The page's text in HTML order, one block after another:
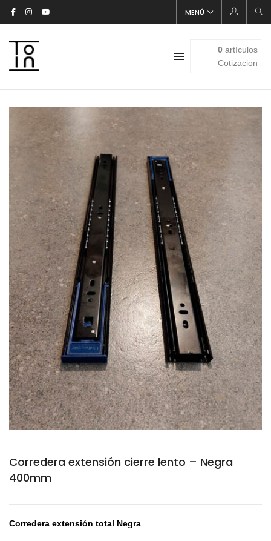
MENÚ
0artículos
Cotizacion
Corredera extensión cierre lento – Negra
400mm
Corredera extensión total Negra